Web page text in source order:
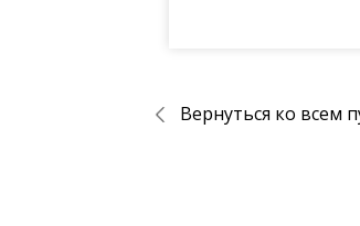
Вернуться ко всем